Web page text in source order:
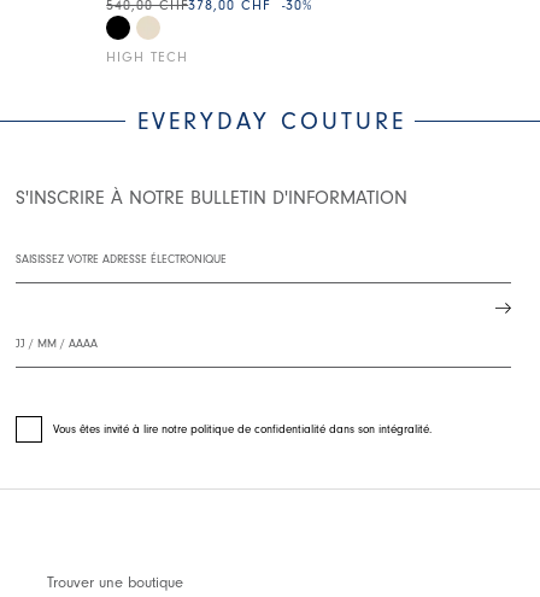
HIGH TECH
540,00 CHF378,00 CHF -30%
EVERYDAY COUTURE
S'INSCRIRE À NOTRE BULLETIN D'INFORMATION
Vous êtes invité à lire notre politique de confidentialité dans son intégralité.
Trouver une boutique